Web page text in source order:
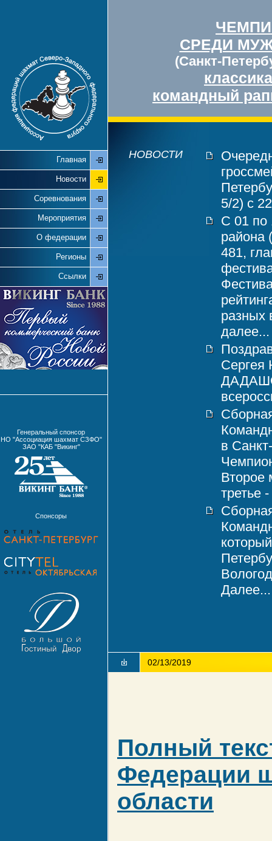
СРЕДИ
(Санкт-
классика
командный
Главная
Новости
Соревнования
Мероприятия
О федерации
Регионы
Ссылки
Генеральный спонсор
НО "Ассоциация шахмат СЗФО"
ЗАО "КАБ "Викинг"
Спонсоры
НОВОСТИ
5/2) с
С 01 по
района
481,
разных
далее...
в
Второе
третье
Далее...
02/13/2019
Полный
Федерации
области